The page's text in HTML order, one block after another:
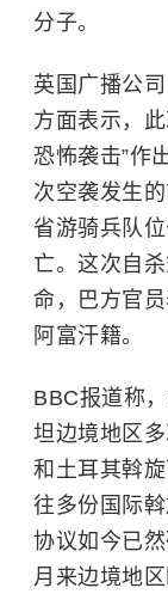
分子。
英国广播公司
方面表示，
恐怖袭击”作
次空袭发生
省游骑兵队
亡。这次自
命，巴方官
阿富汗籍。
BBC报道称
坦边境地区
和土耳其斡
往多份国际
协议如今已
月来边境地